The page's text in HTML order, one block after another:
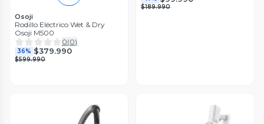
Osoji
Rodillo Eléctrico Wet & Dry
Osoji M500
0(0)
36% $379.990
$599.990
$189.990